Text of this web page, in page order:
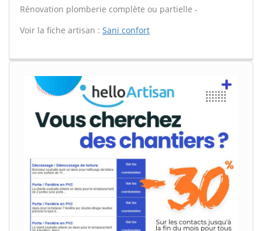
Rénovation plomberie complète ou partielle -
Voir la fiche artisan : Sani confort